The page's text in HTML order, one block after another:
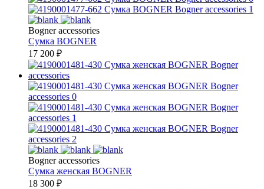
Bogner accessories
Сумка BOGNER
17 200 ₽
Bogner accessories
Сумка женская BOGNER
18 300 ₽